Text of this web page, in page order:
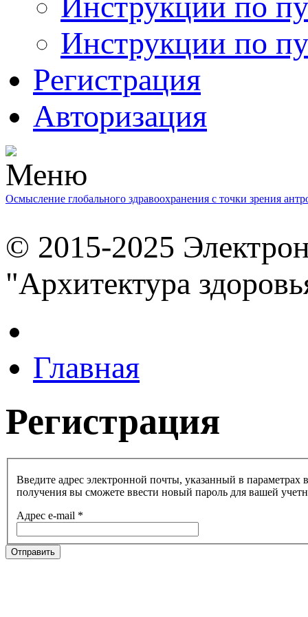
Инструкции по
Регистрация
Авторизация
Осмысление глобального здравоохранения с точки зрения
© 2015-2025
"Архитектура
Главная
Регистрация
Введите адрес электронной почты, указанный в
получения вы сможете ввести новый пароль для вашей
Адрес e-mail *
Отправить